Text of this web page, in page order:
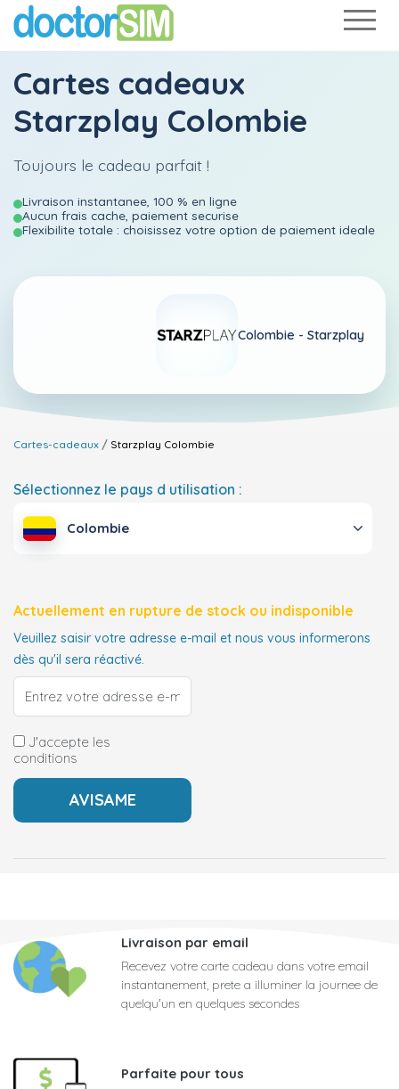
Cartes cadeaux
Starzplay Colombie
Toujours le cadeau parfait !
Livraison instantanee, 100 % en ligne
Aucun frais cache, paiement securise
Flexibilite totale : choisissez votre option de paiement ideale
Colombie - Starzplay
Cartes-cadeaux Starzplay Colombie
Sélectionnez le pays d utilisation :
Colombie
Actuellement en rupture de stock ou indisponible
Veuillez saisir votre adresse e-mail et nous vous informerons
dès qu'il sera réactivé.
J'accepte les
conditions
Livraison par email
Recevez votre carte cadeau dans votre email
instantanement, prete a illuminer la journee de
quelqu'un en quelques secondes
Parfaite pour tous